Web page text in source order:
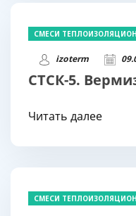
СТСК-5.
СМЕСИ
izoterm
Читать далее
СМЕСИ